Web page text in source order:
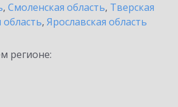
, Смоленская область, Тверская
область, Ярославская область
регионе: